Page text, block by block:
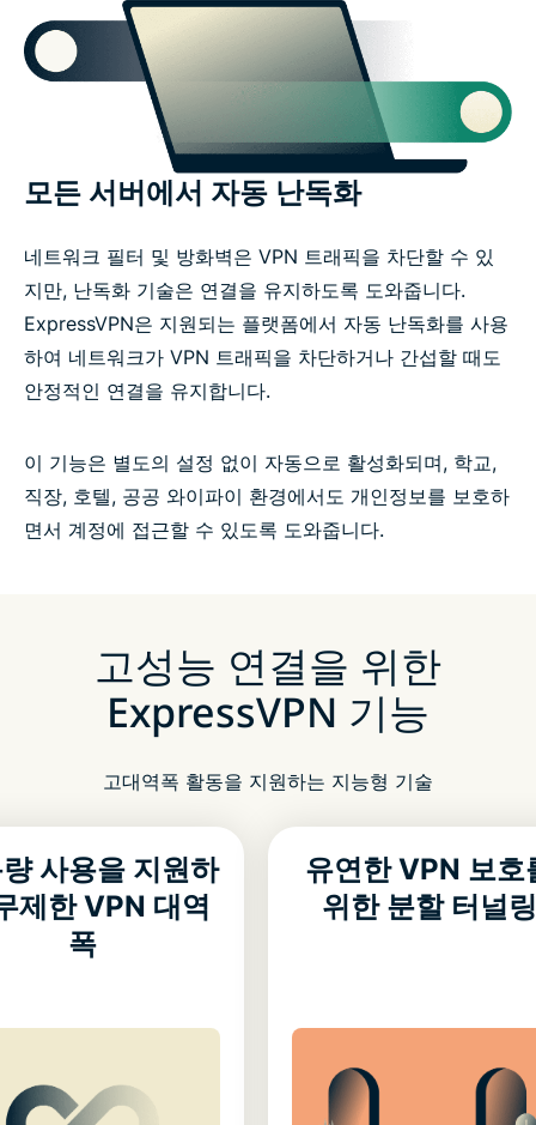
모든 서버에서 자동 난독화
네트워크 필터 및 방화벽은 VPN 트래픽을 차단할 수 있
지만, 난독화 기술은 연결을 유지하도록 도와줍니다.
ExpressVPN은 지원되는 플랫폼에서 자동 난독화를 사용
하여 네트워크가 VPN 트래픽을 차단하거나 간섭할 때도
안정적인 연결을 유지합니다.
이 기능은 별도의 설정 없이 자동으로 활성화되며, 학교,
직장, 호텔, 공공 와이파이 환경에서도 개인정보를 보호하
면서 계정에 접근할 수 있도록 도와줍니다.
고성능 연결을 위한
ExpressVPN 기능
고대역폭 활동을 지원하는 지능형 기술
사용을 지원하
제한 VPN 대역
폭
유연한 VPN 보호
위한 분할 터널링